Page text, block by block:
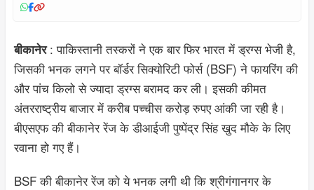
बीकानेर: पाकिस्तानी तस्करों ने एक बार फिर भारत में ड्रग्स भेजी है,
जिसकी भनक लगने पर बॉर्डर सिक्योरिटी फोर्स (BSF) ने फायरिंग की
और पांच किलो से ज्यादा ड्रग्स बरामद कर ली। इसकी कीमत
अंतरराष्ट्रीय बाजार में करीब पच्चीस करोड़ रुपए आंकी जा रही है।
बीएसएफ की बीकानेर रेंज के डीआईजी पुष्पेंद्र सिंह खुद मौके के लिए
रवाना हो गए हैं।
BSF की बीकानेर रेंज काे ये भनक लगी थी कि श्रीगंगानगर के